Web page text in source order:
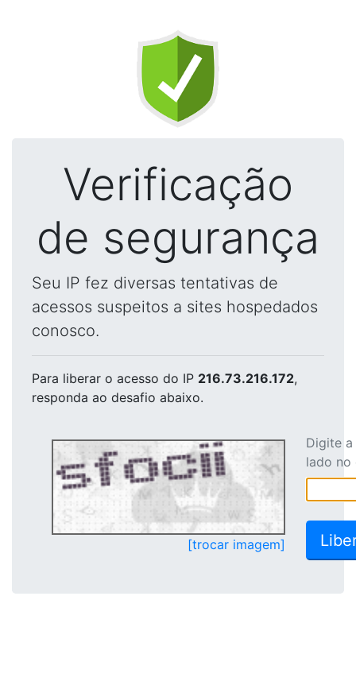
Verificação
de segurança
Seu IP fez diversas tentativas de
acessos suspeitos a sites hospedados
conosco.
Para liberar o acesso do IP 216.73.216.172,
responda ao desafio abaixo.
[trocar imagem]
Digite
lado no